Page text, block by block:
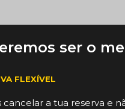
ser o
FLEXÍVEL
cancelar a tua reserva e